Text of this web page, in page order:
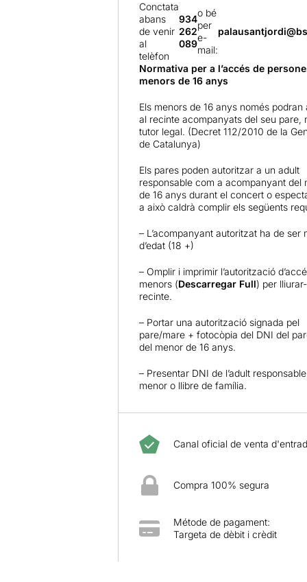
Conctata
abans
de venir
al
telèfon
934
262
089
o bé
per
e-
mail:
Normativa per a l’accés de
menors de 16 anys
Els menors de 16 anys només
al recinte acompanyats del seu pare,
tutor legal. (Decret 112/2010 de la
de Catalunya)
Els pares poden autoritzar a un adult
responsable com a acompanyant del
de 16 anys durant el concert o
a això caldrà complir els següents
– L’acompanyant autoritzat ha de ser
d’edat (18 +)
– Omplir i imprimir l’autorització
menors (Descarregar Full) per
recinte.
– Portar una autorització signada pel
pare/mare + fotocòpia del DNI del
del menor de 16 anys.
– Presentar DNI de l’adult
menor o llibre de família.
Canal oficial de venta
Compra 100% segura
Métode de pagament:
Targeta de dèbit i crèdit